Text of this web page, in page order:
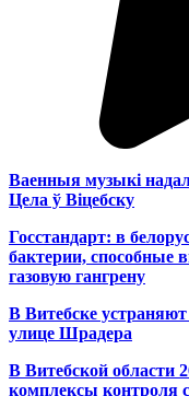
Ваенныя музыкі
Цела ў Віцебску
Госстандарт: в
бактерии, способные
газовую гангрену
В Витебске
улице Шрадера
В Витебской области
комплексы контроля